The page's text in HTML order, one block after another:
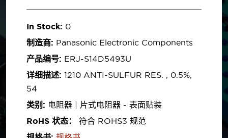
In Stock: 0
制造商: Panasonic Electronic Components
产品编号: ERJ-S14D5493U
详细描述: 1210 ANTI-SULFUR RES. , 0.5%,
54
类别: 电阻器 | 片式电阻器 - 表面贴装
RoHS 状态：
符合 ROHS3 规范